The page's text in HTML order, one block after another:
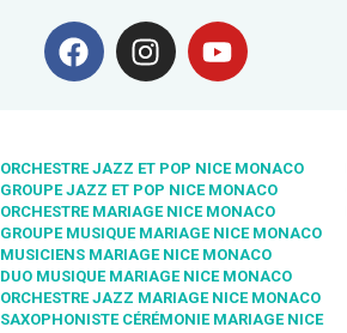
ORCHESTRE JAZZ ET POP NICE MONACO
GROUPE JAZZ ET POP NICE MONACO
ORCHESTRE MARIAGE NICE MONACO
GROUPE MUSIQUE MARIAGE NICE MONACO
MUSICIENS MARIAGE NICE MONACO
DUO MUSIQUE MARIAGE NICE MONACO
ORCHESTRE JAZZ MARIAGE NICE MONACO
SAXOPHONISTE CÉRÉMONIE MARIAGE NICE